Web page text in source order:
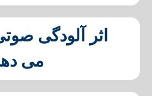
اثر آلودگی
می